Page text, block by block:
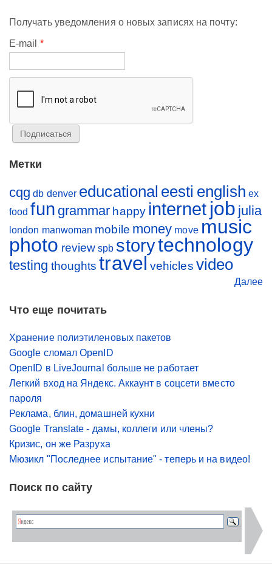
Получать уведомления о новых записях на почту:
E-mail *
Метки
cqg db denver educational eesti english ex
food fun grammar happy internet job julia
london manwoman mobile money move music
photo review spb storytechnology
testing thoughts travel vehicles video
Далее
Что еще почитать
Хранение полиэтиленовых пакетов
Google сломал OpenID
OpenID в LiveJournal больше не работает
Легкий вход на Яндекс. Аккаунт в соцсети вместо
пароля
Реклама, блин, домашней кухни
Google Translate - дамы, коллеги или члены?
Кризис, он же Разруха
Мюзикл "Последнее испытание" - теперь и на видео!
Поиск по сайту